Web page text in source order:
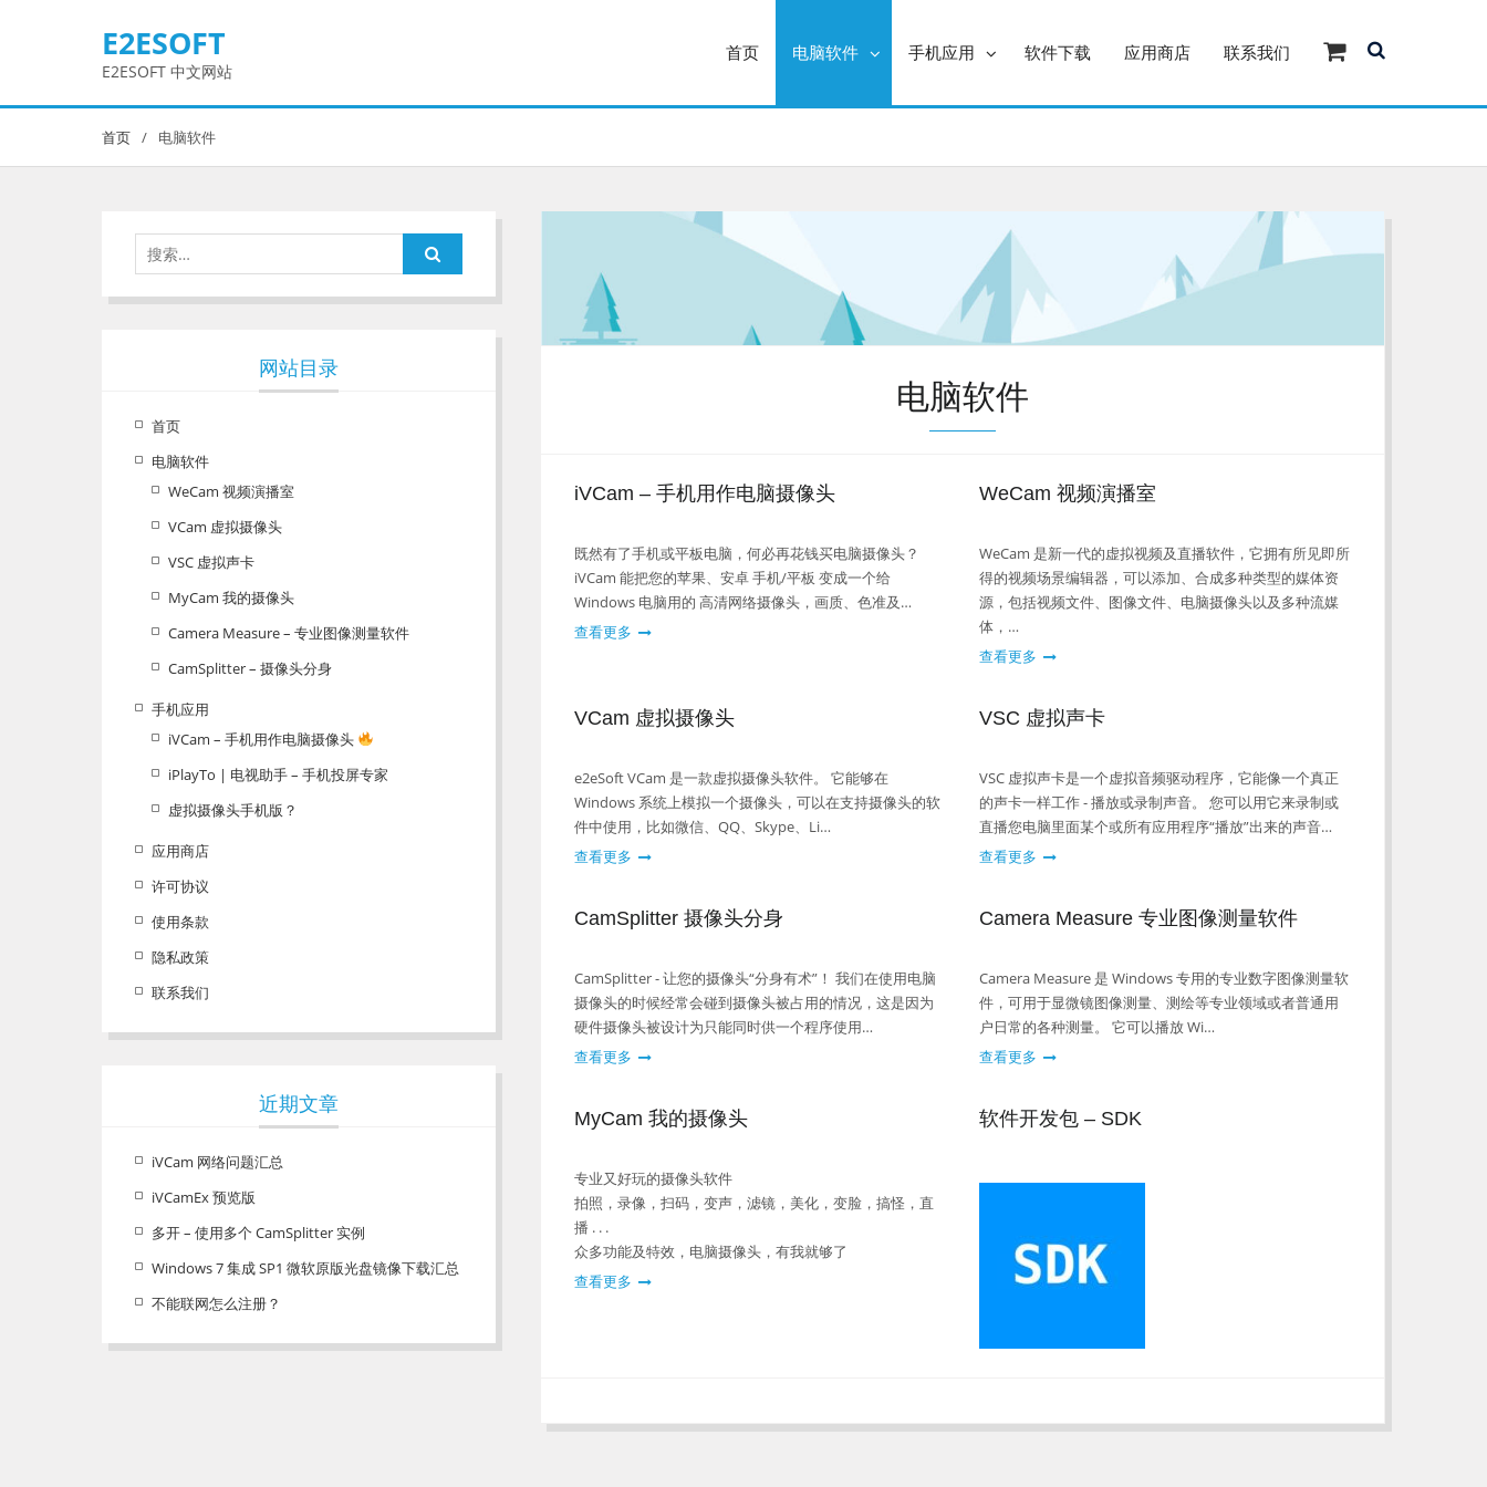
E2ESOFT
E2ESOFT 中文网站
首页 电脑软件 手机应用 软件下载 应用商店 联系我们
首页 电脑软件
电脑软件
iVCam – 手机用作电脑摄像头
既然有了手机或平板电脑，何必再花钱买电脑摄像头？
iVCam 能把您的苹果、安卓 手机/平板 变成一个给
Windows 电脑用的 高清网络摄像头，画质、色准及…
查看更多
WeCam 视频演播室
WeCam 是新一代的虚拟视频及直播软件，它拥有所见即所
得的视频场景编辑器，可以添加、合成多种类型的媒体资
源，包括视频文件、图像文件、电脑摄像头以及多种流媒
体，…
查看更多
VCam 虚拟摄像头
e2eSoft VCam 是一款虚拟摄像头软件。 它能够在
Windows 系统上模拟一个摄像头，可以在支持摄像头的软
件中使用，比如微信、QQ、Skype、Li…
查看更多
VSC 虚拟声卡
VSC 虚拟声卡是一个虚拟音频驱动程序，它能像一个真正
的声卡一样工作 - 播放或录制声音。 您可以用它来录制或
直播您电脑里面某个或所有应用程序“播放”出来的声音…
查看更多
CamSplitter 摄像头分身
CamSplitter - 让您的摄像头“分身有术”！ 我们在使用电脑
摄像头的时候经常会碰到摄像头被占用的情况，这是因为
硬件摄像头被设计为只能同时供一个程序使用…
查看更多
Camera Measure 专业图像测量软件
Camera Measure 是 Windows 专用的专业数字图像测量软
件，可用于显微镜图像测量、测绘等专业领域或者普通用
户日常的各种测量。 它可以播放 Wi…
查看更多
MyCam 我的摄像头
专业又好玩的摄像头软件
拍照，录像，扫码，变声，滤镜，美化，变脸，搞怪，直
播 . . .
众多功能及特效，电脑摄像头，有我就够了
查看更多
软件开发包 – SDK
索：
网站目录
首页
电脑软件
WeCam 视频演播室
VCam 虚拟摄像头
VSC 虚拟声卡
MyCam 我的摄像头
Camera Measure – 专业图像测量软件
CamSplitter – 摄像头分身
手机应用
iVCam – 手机用作电脑摄像头
iPlayTo | 电视助手 – 手机投屏专家
虚拟摄像头手机版？
应用商店
许可协议
使用条款
隐私政策
联系我们
近期文章
iVCam 网络问题汇总
iVCamEx 预览版
多开 – 使用多个 CamSplitter 实例
Windows 7 集成 SP1 微软原版光盘镜像下载汇总
不能联网怎么注册？